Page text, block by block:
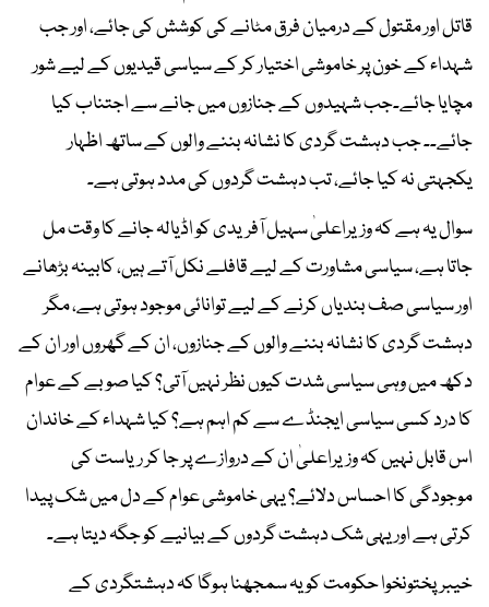
قاتل اور مقتول کے درمیان فرق مٹانے کی کوشش کی جائے، اور جب
شہداء کے خون پر خاموشی اختیار کر کے سیاسی قیدیوں کے لیے شور
مچایا جائے۔جب شہیدوں کے جنازوں میں جانے سے اجتناب کیا
جائے۔۔ جب دہشت گردی کا نشانہ بننے والوں کے ساتھ اظہار
یکجہتی نہ کیا جائے، تب دہشت گردوں کی مدد ہوتی ہے۔
سوال یہ ہے کہ وزیراعلیٰ سہیل آفریدی کو اڈیالہ جانے کا وقت مل
جاتا ہے، سیاسی مشاورت کے لیے قافلے نکل آتے ہیں، کابینہ بڑھانے
اور سیاسی صف بندیاں کرنے کے لیے توانائی موجود ہوتی ہے، مگر
دہشت گردی کا نشانہ بننے والوں کے جنازوں، ان کے گھروں اور ان کے
دکھ میں وہی سیاسی شدت کیوں نظر نہیں آتی؟ کیا صوبے کے عوام
کا درد کسی سیاسی ایجنڈے سے کم اہم ہے؟ کیا شہداء کے خاندان
اس قابل نہیں کہ وزیراعلیٰ ان کے دروازے پر جا کر ریاست کی
موجودگی کا احساس دلائے؟ یہی خاموشی عوام کے دل میں شک پیدا
کرتی ہے اور یہی شک دہشت گردوں کے بیانیے کو جگہ دیتا ہے۔
خیبرپختونخوا حکومت کو یہ سمجھنا ہوگا کہ دہشتگردی کے